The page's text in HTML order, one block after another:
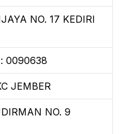
NO. 17 KEDIRI
0090638
JEMBER
NO. 9